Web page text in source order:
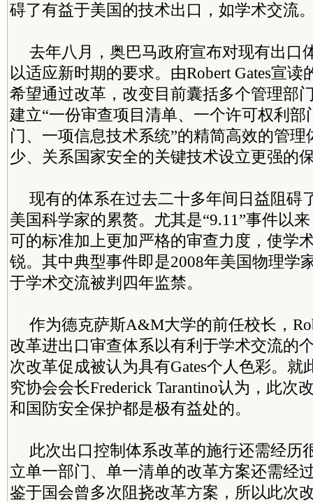
碍了有益于美国的技术出口，如学术交流
去年八月，奥巴马政府宣布对现有出口
以适应新时期的要求。由Robert Gates宣
希望通过改革，改变目前囊括多个管理部
建立“一份审查项目清单、一个许可权利
门、一项信息技术系统”的精简高效的管
少、关系国家安全的关键技术设立更强的
现有的体系在过去二十多年间日益阻碍
美国科学家的累赘。尤其是“9.11”事件以
可的标准加上更加严格的审查力度，使学
锐。其中典型事件即是2008年美国物理学
于学术交流被判四年监禁。
作为德克萨斯A&M大学的前任校长，
改革进出口审查体系以有利于学术交流的
次改革促成被认为具有Gates个人色彩。就
究协会会长Frederick Tarantino认为，此次
和国防安全保护都是极有益处的。
此次出口控制体系改革的施行还需经历
立单一部门、单一清单的改革方案还需经
鉴于国会曾多次阻挠改革方案，所以此次